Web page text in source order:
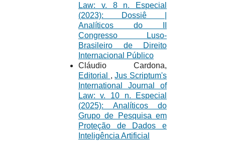
Law: v. 8 n. Especial
(2023): Dossiê |
Analíticos do II
Congresso Luso-
Brasileiro de Direito
Internacional Público
Cláudio Cardona,
Editorial ,Jus Scriptum's
International Journal of
Law: v. 10 n. Especial
(2025): Analíticos do
Grupo de Pesquisa em
Proteção de Dados e
Inteligência Artificial